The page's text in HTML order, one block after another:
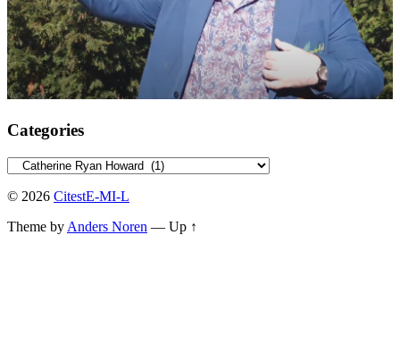
Categories
Categories
© 2026 CitestE-MI-L
Theme by Anders Noren — Up ↑